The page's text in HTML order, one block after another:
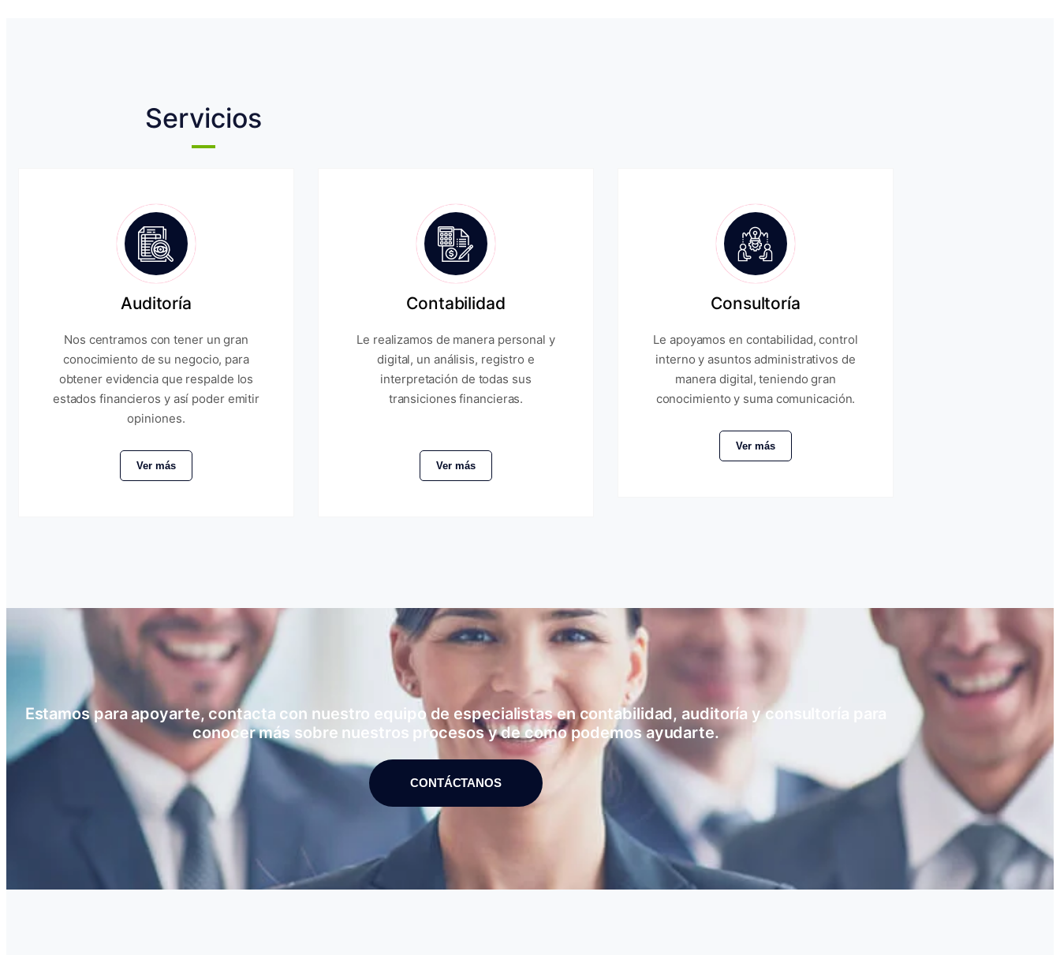
Servicios
Auditoría
Nos centramos con tener un gran
conocimiento de su negocio, para
obtener evidencia que respalde los
estados financieros y así poder emitir
opiniones.
Ver más
Contabilidad
Le realizamos de manera personal y
digital, un análisis, registro e
interpretación de todas sus
transiciones financieras.
Ver más
Consultoría
Le apoyamos en contabilidad, control
interno y asuntos administrativos de
manera digital, teniendo gran
conocimiento y suma comunicación.
Ver más
Estamos para apoyarte, contacta con nuestro equipo de especialistas en contabilidad, auditoría y consultoría para
conocer más sobre nuestros procesos y de como podemos ayudarte.
CONTÁCTANOS